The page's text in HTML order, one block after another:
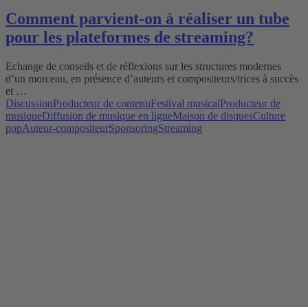
Comment parvient-on à réaliser un tube
pour les plateformes de streaming?
Echange de conseils et de réflexions sur les structures modernes
d’un morceau, en présence d’auteurs et compositeurs/trices à succès
et …
DiscussionProducteur de contenuFestival musicalProducteur de
musiqueDiffusion de musique en ligneMaison de disquesCulture
popAuteur-compositeurSponsoringStreaming